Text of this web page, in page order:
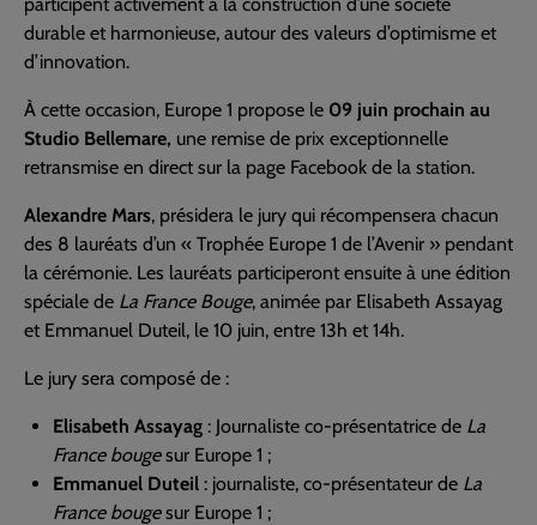
participent activement à la construction d’une société
durable et harmonieuse, autour des valeurs d’optimisme et
d’innovation.
À cette occasion, Europe 1 propose le 09 juin prochain au
Studio Bellemare, une remise de prix exceptionnelle
retransmise en direct sur la page Facebook de la station.
Alexandre Mars, présidera le jury qui récompensera chacun
des 8 lauréats d’un « Trophée Europe 1 de l’Avenir » pendant
la cérémonie. Les lauréats participeront ensuite à une édition
spéciale de La France Bouge, animée par Elisabeth Assayag
et Emmanuel Duteil, le 10 juin, entre 13h et 14h.
Le jury sera composé de :
Elisabeth Assayag : Journaliste co-présentatrice de La
France bougesur Europe 1 ;
Emmanuel Duteil : journaliste, co-présentateur de La
France bougesur Europe 1 ;